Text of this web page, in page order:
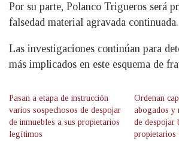
Por su parte, Polanco Trigueros será
falsedad material agravada continuada.
Las investigaciones continúan para
más implicados en este esquema de
Pasan a etapa de instrucción
varios sospechosos de despojar
de inmuebles a sus propietarios
legítimos
Ordenan
abogados y
de despojar
propietarios